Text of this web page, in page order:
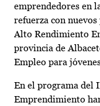
emprendedores en
refuerza con
Alto Rendimiento
provincia de
Empleo para
En el programa del
Emprendimiento